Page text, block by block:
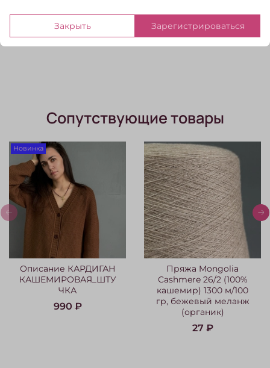
Написать отзыв
Сопутствующие товары
Новинка
Описание КАРДИГАН
КАШЕМИРОВАЯ_ШТУ
ЧКА
990 ₽
Пряжа Mongolia
Cashmere 26/2 (100%
кашемир) 1300 м/100
гр, бежевый меланж
(органик)
27 ₽
Закрыть Зарегистрироваться